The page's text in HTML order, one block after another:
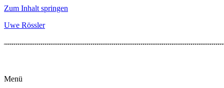
Zum Inhalt springen
Uwe Rössler
Menü